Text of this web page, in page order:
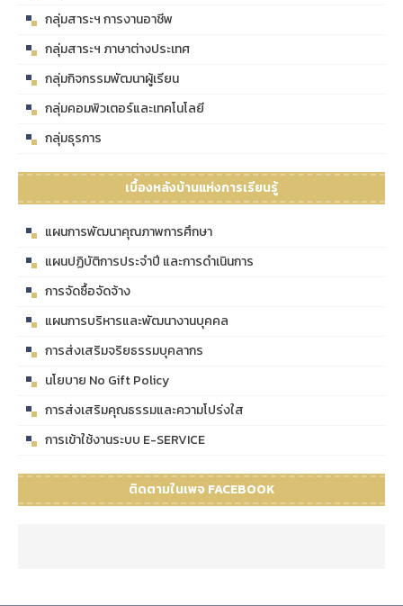
กลุ่มสาระฯ การงานอาชีพ
กลุ่มสาระฯ ภาษาต่างประเทศ
กลุ่มกิจกรรมพัฒนาผู้เรียน
กลุ่มคอมพิวเตอร์และเทคโนโลยี
กลุ่มธุรการ
เบื้องหลังบ้านแห่งการเรียนรู้
แผนการพัฒนาคุณภาพการศึกษา
แผนปฏิบัติการประจำปี และการดำเนินการ
การจัดซื้อจัดจ้าง
แผนการบริหารและพัฒนางานบุคคล
การส่งเสริมจริยธรรมบุคลากร
นโยบาย No Gift Policy
การส่งเสริมคุณธรรมและความโปร่งใส
การเข้าใช้งานระบบ E-SERVICE
ติดตามในเพจ FACEBOOK